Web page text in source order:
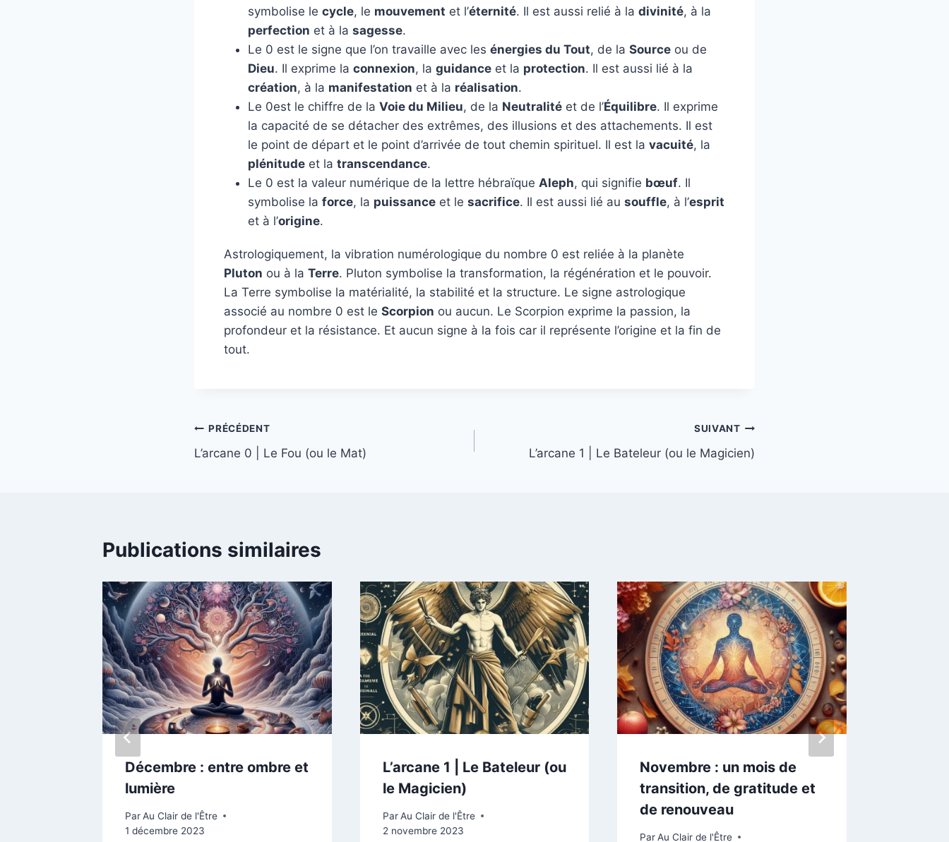
symbolise le cycle, le mouvement et l’éternité. Il est aussi relié à la divinité, à la
perfection et à la sagesse.
Le 0 est le signe que l’on travaille avec les énergies du Tout, de la Source ou de
Dieu. Il exprime la connexion, la guidance et la protection. Il est aussi lié à la
création, à la manifestation et à la réalisation.
Le 0est le chiffre de la Voie du Milieu, de la Neutralité et de l’Équilibre. Il exprime
la capacité de se détacher des extrêmes, des illusions et des attachements. Il est
le point de départ et le point d’arrivée de tout chemin spirituel. Il est la vacuité, la
plénitude et la transcendance.
Le 0 est la valeur numérique de la lettre hébraïque Aleph, qui signifie bœuf. Il
symbolise la force, la puissance et le sacrifice. Il est aussi lié au souffle, à l’esprit
et à l’origine.
Astrologiquement, la vibration numérologique du nombre 0 est reliée à la planète
Pluton ou à la Terre. Pluton symbolise la transformation, la régénération et le pouvoir.
La Terre symbolise la matérialité, la stabilité et la structure. Le signe astrologique
associé au nombre 0 est le Scorpion ou aucun. Le Scorpion exprime la passion, la
profondeur et la résistance. Et aucun signe à la fois car il représente l’origine et la fin de
tout.
PRÉCÉDENT
L’arcane 0 | Le Fou (ou le Mat)
SUIVANT
L’arcane 1 | Le Bateleur (ou le Magicien)
Publications similaires
Décembre : entre ombre et
lumière
Par Au Clair de l'Être
1 décembre 2023
L’arcane 1 | Le Bateleur (ou
le Magicien)
Par Au Clair de l'Être
2 novembre 2023
Novembre : un mois de
transition, de gratitude et
de renouveau
Par Au Clair de l'Être